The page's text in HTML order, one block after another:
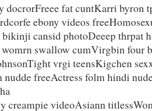
docrorFreee fat cuntKarri byron
ebony videos
bikinji cansid photoDeeep thrpat
swallow cumVirgbin four
vrgi teensKigchen
nudde freeActress folm hindi
creampie videoAsiann